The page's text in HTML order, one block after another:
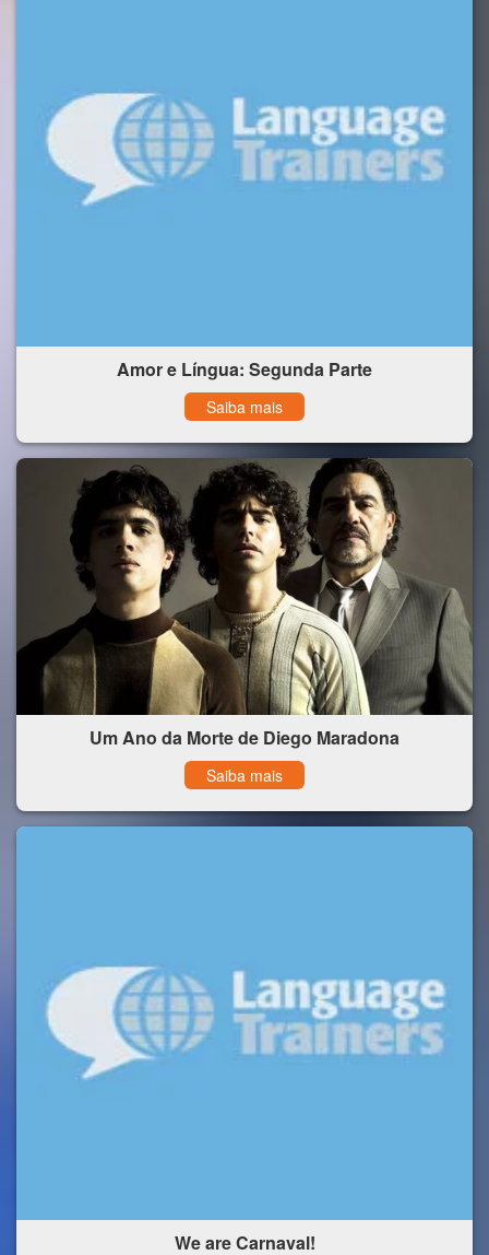
Amor e Língua: Segunda Parte
Saiba mais
Um Ano da Morte de Diego Maradona
Saiba mais
We are Carnaval!